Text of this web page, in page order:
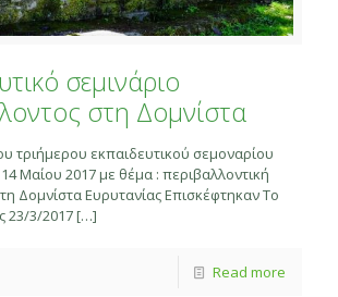
σεμινάριο
στη Δομνίστα
τριήμερου εκπαιδευτικού σεμοναρίου
14 Mαίου 2017 με θέμα : περιβαλλοντική
Δομνίστα Ευρυτανίας Επισκέφτηκαν Το
23/3/2017[…]
Read more